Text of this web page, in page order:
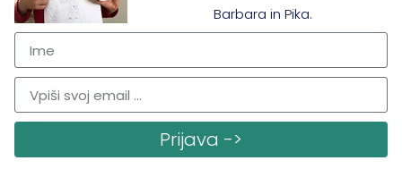
Barbara in Pika.
Prijava ->